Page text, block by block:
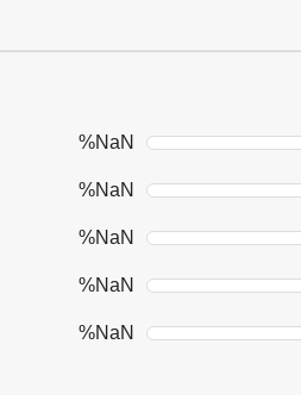
NaN%
NaN%
NaN%
NaN%
NaN%